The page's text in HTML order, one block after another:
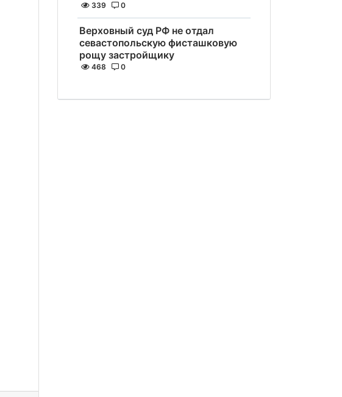
339 0
Верховный суд РФ не отдал
севастопольскую фисташковую
рощу застройщику
468 0